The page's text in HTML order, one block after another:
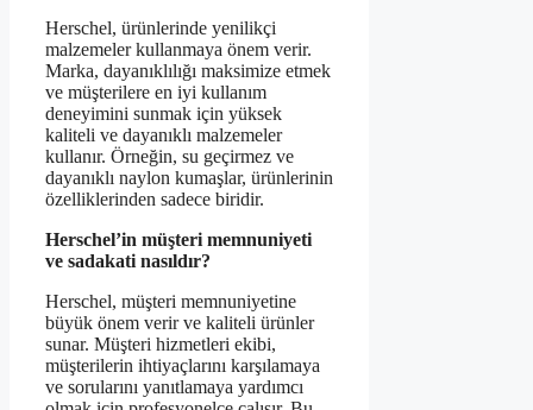
Herschel, ürünlerinde yenilikçi
malzemeler kullanmaya önem verir.
Marka, dayanıklılığı maksimize etmek
ve müşterilere en iyi kullanım
deneyimini sunmak için yüksek
kaliteli ve dayanıklı malzemeler
kullanır. Örneğin, su geçirmez ve
dayanıklı naylon kumaşlar, ürünlerinin
özelliklerinden sadece biridir.
Herschel’in müşteri memnuniyeti
ve sadakati nasıldır?
Herschel, müşteri memnuniyetine
büyük önem verir ve kaliteli ürünler
sunar. Müşteri hizmetleri ekibi,
müşterilerin ihtiyaçlarını karşılamaya
ve sorularını yanıtlamaya yardımcı